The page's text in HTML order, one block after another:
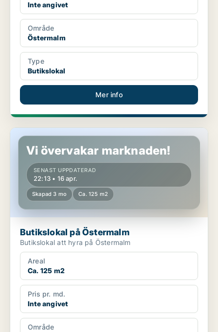
Inte angivet
Område
Östermalm
Type
Butikslokal
Mer info
Butikslokal på Östermalm
Vi övervakar marknaden!
SENAST UPPDATERAD
22:13 • 16 apr.
Skapad 3 mo Ca. 125 m2
Butikslokal på Östermalm
Butikslokal att hyra på Östermalm
Areal
Ca. 125 m2
Pris pr. md.
Inte angivet
Område